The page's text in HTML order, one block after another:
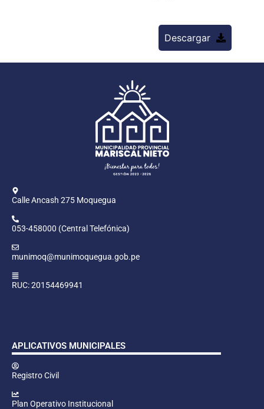
Descargar
Calle Ancash 275 Moquegua
053-458000 (Central Telefónica)
munimoq@munimoquegua.gob.pe
RUC: 20154469941
APLICATIVOS MUNICIPALES
Registro Civil
Plan Operativo Institucional